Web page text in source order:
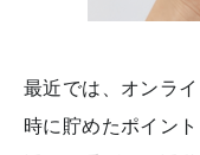
最近では、オンラ
時に貯めたポイン